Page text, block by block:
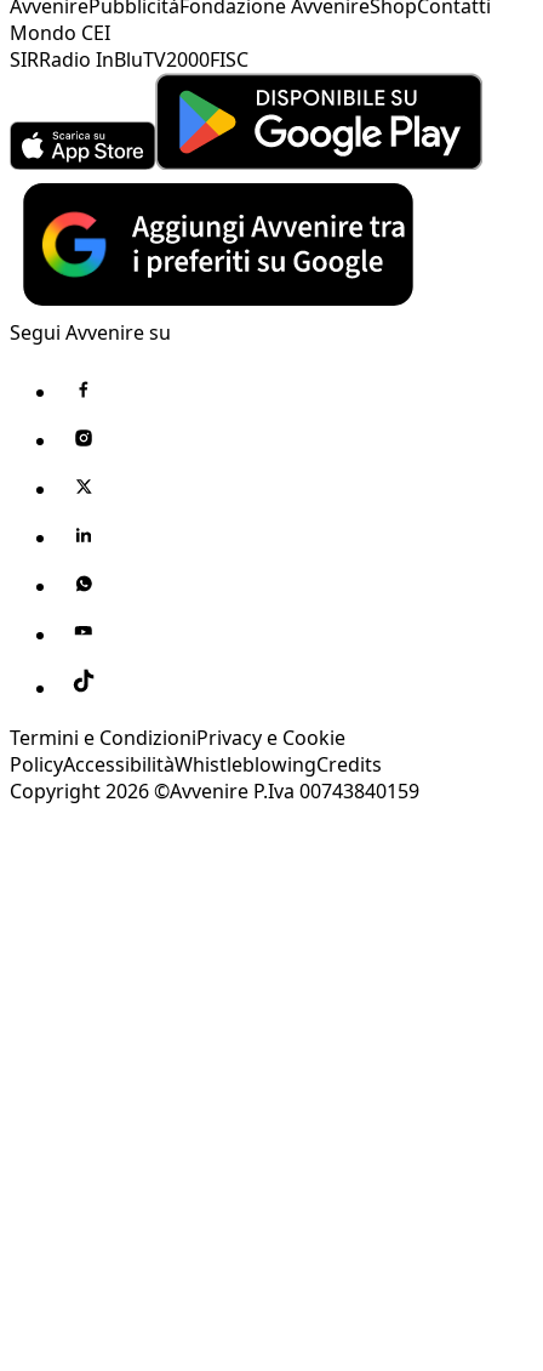
AvvenirePubblicitàFondazione AvvenireShopContatti
Mondo CEI
SIRRadio InBluTV2000FISC
Segui Avvenire su
Termini e CondizioniPrivacy e Cookie
PolicyAccessibilitàWhistleblowingCredits
Copyright 2026 ©Avvenire P.Iva 00743840159